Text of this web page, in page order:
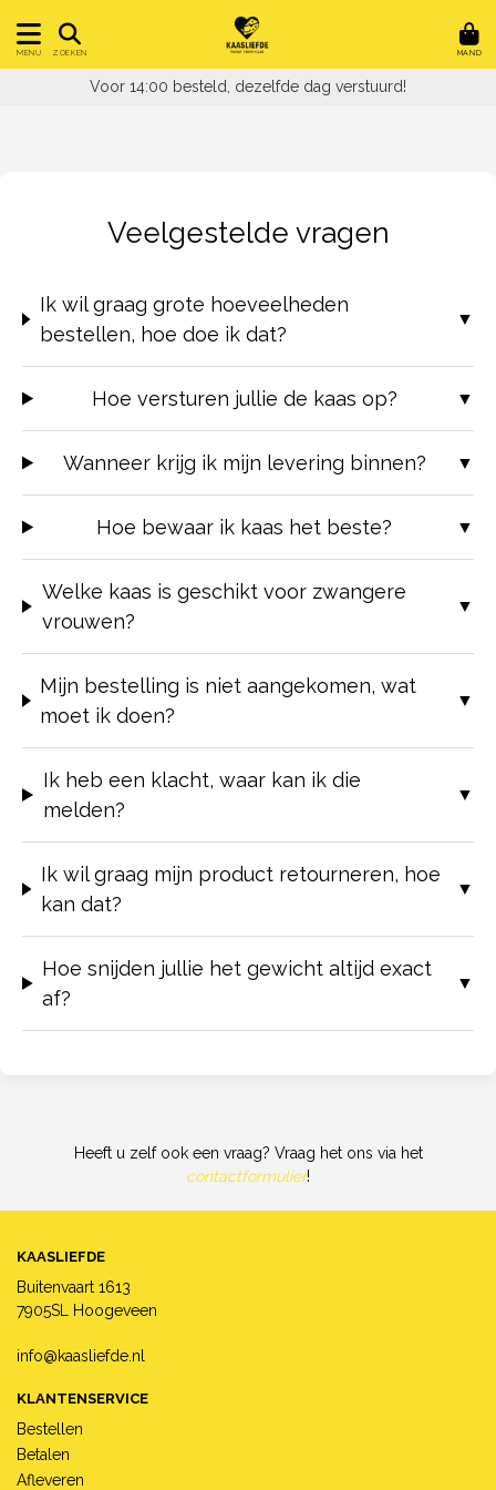
MENU ZOEKEN MAND
Voor 14:00 besteld, dezelfde dag verstuurd!
Veelgestelde vragen
Ik wil graag grote hoeveelheden
bestellen, hoe doe ik dat?
Hoe versturen jullie de kaas op?
Wanneer krijg ik mijn levering binnen?
Hoe bewaar ik kaas het beste?
Welke kaas is geschikt voor zwangere
vrouwen?
Mijn bestelling is niet aangekomen, wat
moet ik doen?
Ik heb een klacht, waar kan ik die
melden?
Ik wil graag mijn product retourneren, hoe
kan dat?
Hoe snijden jullie het gewicht altijd exact
af?
Heeft u zelf ook een vraag? Vraag het ons via het
contactformulier!
KAASLIEFDE
Buitenvaart 1613
7905SL Hoogeveen
info@kaasliefde.nl
KLANTENSERVICE
Bestellen
Betalen
Afleveren